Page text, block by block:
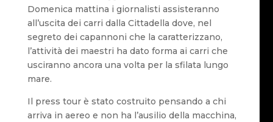
Domenica mattina i giornalisti assisteranno
all’uscita dei carri dalla Cittadella dove, nel
segreto dei capannoni che la caratterizzano,
l’attività dei maestri ha dato forma ai carri che
usciranno ancora una volta per la sfilata lungo
mare.
Il press tour è stato costruito pensando a chi
arriva in aereo e non ha l’ausilio della macchina,